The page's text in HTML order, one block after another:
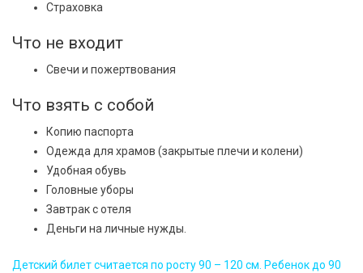
Страховка
Что не входит
Свечи и пожертвования
Что взять с собой
Копию паспорта
Одежда для храмов (закрытые плечи и колени)
Удобная обувь
Головные уборы
Завтрак с отеля
Деньги на личные нужды.
Детский билет считается по росту 90 – 120 см. Ребенок до 90